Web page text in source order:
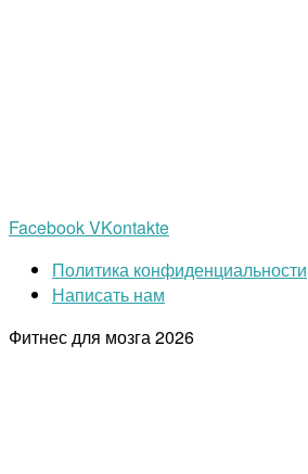
FacebookVKontakte
Политика конфиденциальности
Написать нам
Фитнес для мозга2026